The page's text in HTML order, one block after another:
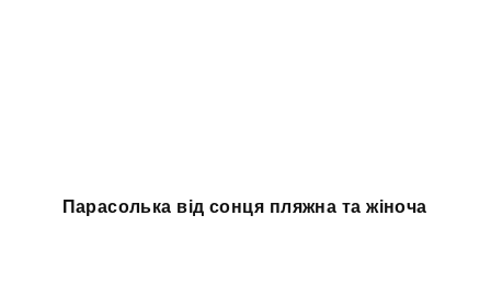
Парасолька від сонця пляжна та жіноча